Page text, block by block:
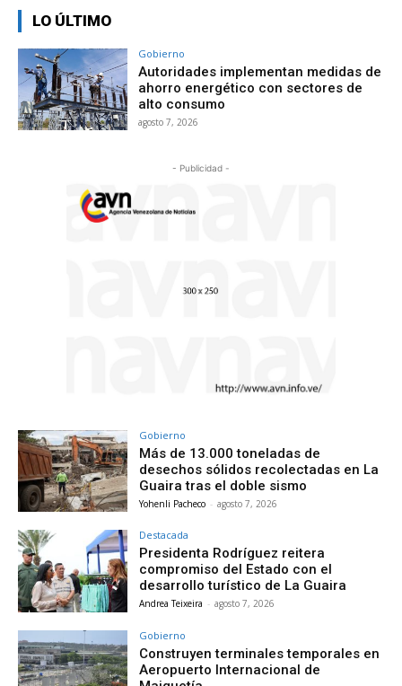
LO ÚLTIMO
Gobierno
Autoridades implementan medidas de
ahorro energético con sectores de
alto consumo
agosto 7, 2026
- Publicidad -
Gobierno
Más de 13.000 toneladas de
desechos sólidos recolectadas en La
Guaira tras el doble sismo
Yohenli Pacheco - agosto 7, 2026
Destacada
Presidenta Rodríguez reitera
compromiso del Estado con el
desarrollo turístico de La Guaira
Andrea Teixeira - agosto 7, 2026
Gobierno
Construyen terminales temporales en
Aeropuerto Internacional de